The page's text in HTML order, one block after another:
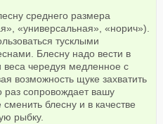
среднего размера
«универсальная», «норич»).
тусклыми
Блесну надо вести в
веса чередуя медленное с
возможность щуке захватить
раз сопровождает вашу
блесну и в качестве
рыбку.